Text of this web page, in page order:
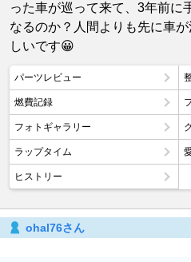
った車が巡って来て、3年前に
なるのか？人間よりも先に車
しいです😀
パーツレビュー
燃費記録
フォトギャラリー
ラップタイム
ヒストリー
ohal76さん